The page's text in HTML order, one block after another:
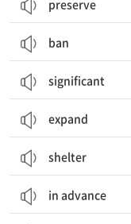
preserve
ban
significant
expand
shelter
in advance